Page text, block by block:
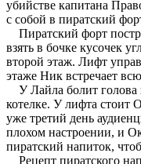
убийстве капитана
с собой в пиратский
Пиратский форт
взять в бочке кусочек
второй этаж. Лифт
этаже Ник встречает
У Лайла болит голова
котелке. У лифта стоит
уже третий день
плохом настроении, и
пиратский напиток,
Рецепт пиратского